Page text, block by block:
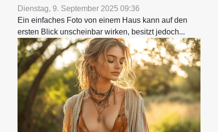
Dienstag, 9. September 2025 09:36
Ein einfaches Foto von einem Haus kann auf den
ersten Blick unscheinbar wirken, besitzt jedoch...